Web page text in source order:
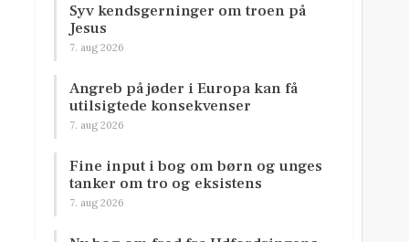
Syv kendsgerninger om troen på
Jesus
7. aug 2026
Angreb på jøder i Europa kan få
utilsigtede konsekvenser
7. aug 2026
Fine input i bog om børn og unges
tanker om tro og eksistens
7. aug 2026